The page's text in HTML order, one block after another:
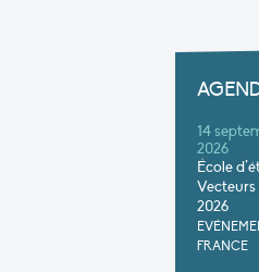
14
2026
École
Vecteurs
2026
FRANCE